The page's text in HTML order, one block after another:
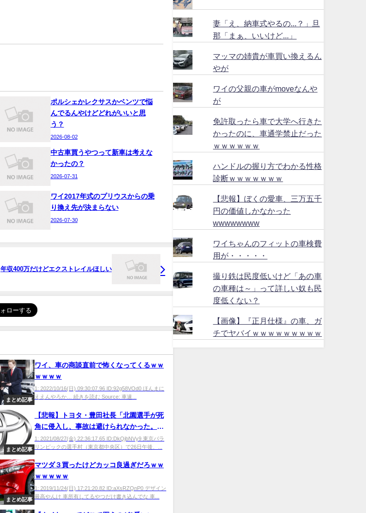
ポルシェかレクサスかベンツで悩
んでるんやけどどれがいいと思
う？
2026-08-02
中古車買うやつって新車は考えな
かったの？
2026-07-31
ワイ2017年式のプリウスからの乗
り換え先が決まらない
2026-07-30
年収400万だけどエクストレイルほしい
まとめ記事
ワイ、車の商談直前で怖くなってくるｗｗ
ｗｗｗｗ
1: 2022/10/16(日) 09:30:07.96 ID:92g58VOd0 ほんまに
ええんやろか… 続きを読む Source: 車速...
まとめ記事
【悲報】トヨタ・豊田社長「北園選手が死
角に侵入し、事故は避けられなかった。今
後は車両の接近を知らせる電子音の音量を2
倍にする」
1: 2021/08/27(金) 22:36:17.65 ID:DkQjbNVy9 東京パラ
リンピックの選手村（東京都中央区）で26日午後、...
まとめ記事
マツダ３買ったけどカッコ良過ぎだろｗｗ
ｗｗｗｗｗ
1: 2019/11/24(日) 17:21:20.82 ID:aXsRZQnP0 デザイン
最高やんけ 車所有してるやつだけ書き込んでな 車...
妻「え、納車式やるの...？」旦
那「まぁ、いいけど...」
マッマの姉貴が車買い換えるん
やが
ワイの父親の車がmoveなんや
が
免許取ったら車で大学へ行きた
かったのに、車通学禁止だった
ｗｗｗｗｗｗ
ハンドルの握り方でわかる性格
診断ｗｗｗｗｗｗｗ
【悲報】ぼくの愛車、三万五千
円の価値しかなかった
wwwwwwww
ワイちゃんのフィットの車検費
用が・・・・・
撮り鉄は民度低いけど「あの車
の車種は～」って詳しい奴も民
度低くない？
【画像】『正月仕様』の車、ガ
チでヤバイｗｗｗｗｗｗｗｗｗ